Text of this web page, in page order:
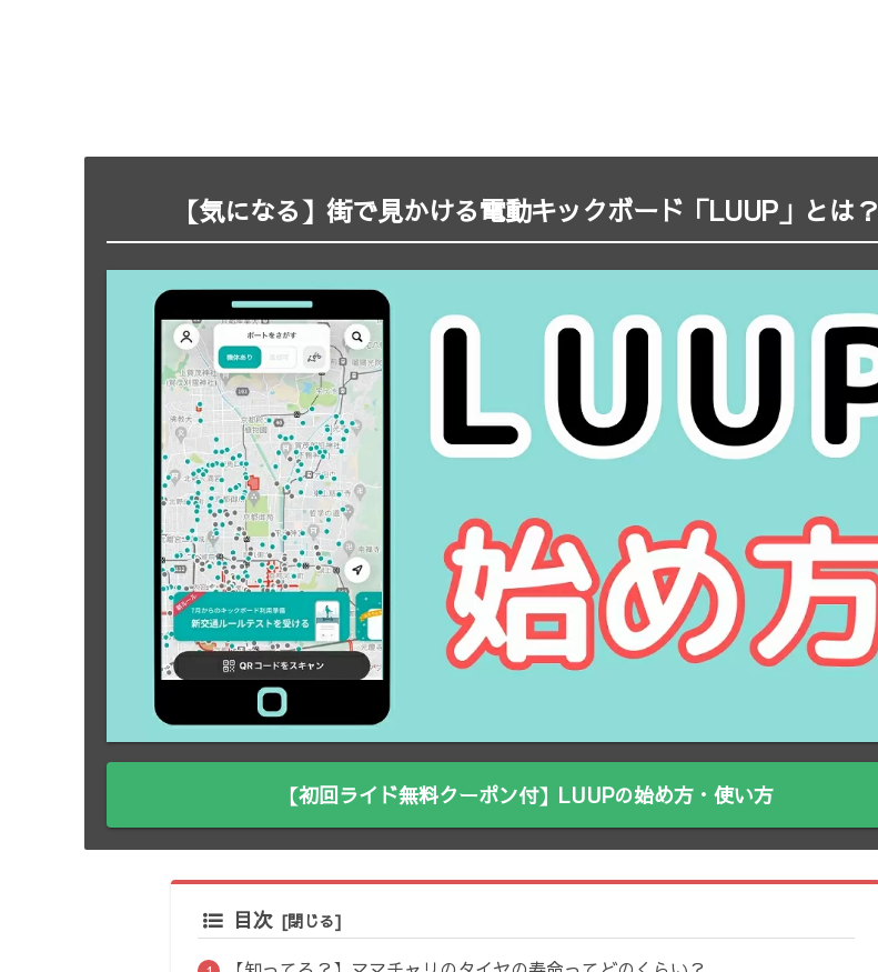
【気になる】街で見かける電動キックボード「LUUP」とは？
【初回ライド無料クーポン付】LUUPの始め方・使い方
目次